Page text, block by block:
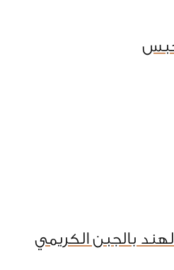
بالجبن الكريمي